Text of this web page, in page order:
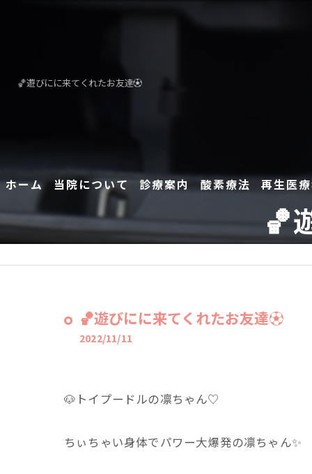
🏀遊びにに来てくれたお友達⚽
ホーム 当院について 診療案内 酸素療法 再生医
🏀
🏀遊びにに来てくれたお友達⚽
2022/11/11
🐶トイプードルの凛ちゃん♡
ちぃちゃい身体でパワー大爆発の凛ちゃん✨